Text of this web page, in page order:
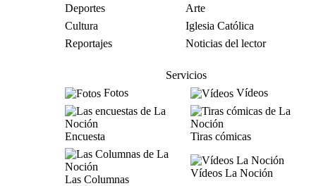
Deportes
Arte
Cultura
Iglesia Católica
Reportajes
Noticias del lector
Servicios
Fotos
Vídeos
Encuesta Tiras cómicas
Las Columnas
Vídeos La Noción